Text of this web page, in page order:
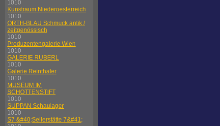
1010
Kunstraum Niederoesterreich
1010
ORTH-BLAU Schmuck antik /
zeitgenössisch
1010
Produzentengalerie Wien
1010
GALERIE RUBERL
1010
Galerie Reinthaler
1010
MUSEUM IM
SCHOTTENSTIFT
1010
SUPPAN Schaulager
1010
S7 &#40;Seilerstätte 7&#41;